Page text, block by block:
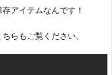
アイテムなんです！
らもご覧ください。